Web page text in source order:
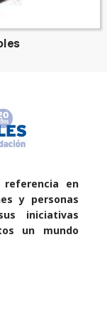
referencia en
y personas
iniciativas
un mundo